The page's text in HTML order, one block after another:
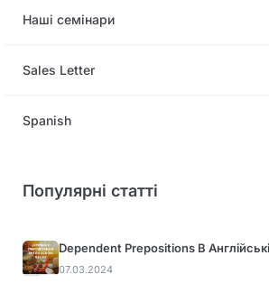
Наші семінари
Sales Letter
Spanish
Популярні статті
Dependent Prepositions В
07.03.2024